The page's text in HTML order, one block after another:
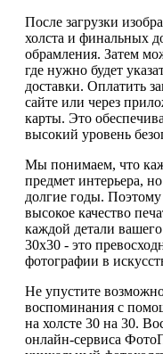
После загрузки
холста и финальных
обрамления. Затем
где нужно будет
доставки. Оплатить
сайте или через
карты. Это
высокий уровень
Мы понимаем, что
предмет интерьера,
долгие годы.
высокое качество
каждой детали
30х30 - это
фотографии в
Не упустите
воспоминания с
на холсте 30 на 30.
онлайн-сервиса